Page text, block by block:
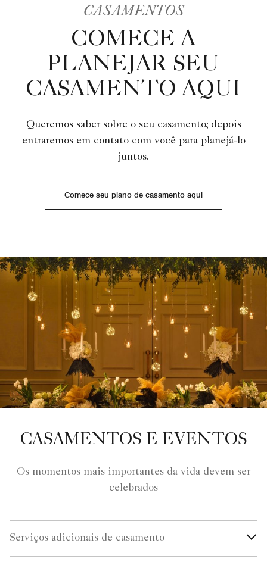
CASAMENTOS
COMECE A
PLANEJAR SEU
CASAMENTO AQUI
Queremos saber sobre o seu casamento; depois
entraremos em contato com você para planejá-lo
juntos.
Comece seu plano de casamento aqui
CASAMENTOS E EVENTOS
Os momentos mais importantes da vida devem ser
celebrados
Serviços adicionais de casamento